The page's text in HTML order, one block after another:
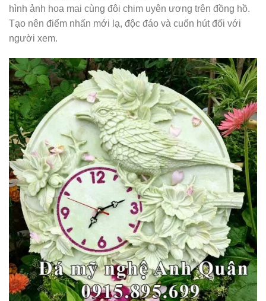
hình ảnh hoa mai cùng đôi chim uyên ương trên đồng hồ.
Tạo nên điểm nhấn mới lạ, độc đáo và cuốn hút đối với
người xem.